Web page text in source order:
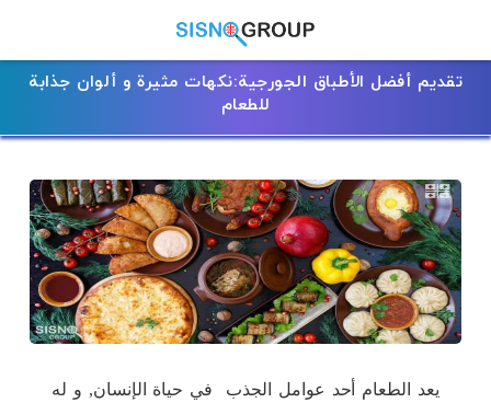
تقديم أفضل الأطباق الجورجية:نكهات مثيرة و ألوان جذابة
للطعام
يعد الطعام أحد عوامل الجذب في حياة الإنسان, و له